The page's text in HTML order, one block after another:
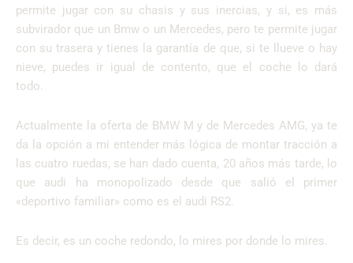
permite jugar con su chasis y sus inercias, y si, es más
subvirador que un Bmw o un Mercedes, pero te permite jugar
con su trasera y tienes la garantía de que, si te llueve o hay
nieve, puedes ir igual de contento, que el coche lo dará
todo.
Actualmente la oferta de BMW M y de Mercedes AMG, ya te
da la opción a mi entender más lógica de montar tracción a
las cuatro ruedas, se han dado cuenta, 20 años más tarde, lo
que audi ha monopolizado desde que salió el primer
«deportivo familiar» como es el audi RS2.
Es decir, es un coche redondo, lo mires por donde lo mires.